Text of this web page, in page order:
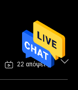
22 απόψεις